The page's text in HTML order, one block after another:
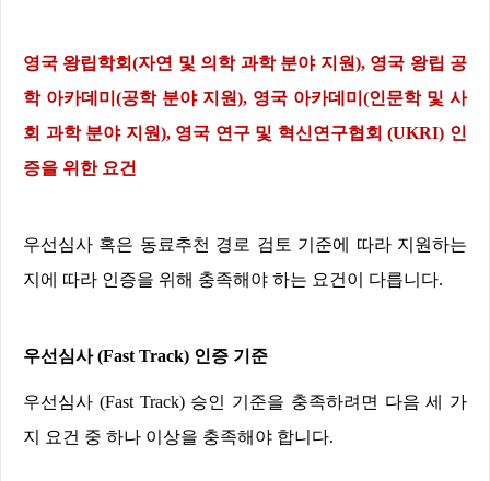
영국 왕립학회(자연 및 의학 과학 분야 지원), 영국 왕립 공
학 아카데미 (공학 분야 지원), 영국 아카데미 (인문학 및 사
회 과학 분야 지원), 영국 연구 및 혁신연구협회(UKRI) 인
증을 위한 요건
우선심사 혹은 동료추천 경로 검토 기준에 따라 지원하는
지에 따라 인증을 위해 충족해야 하는 요건이 다릅니다.
우선심사(Fast Track) 인증 기준
우선심사 (Fast Track) 승인 기준을 충족하려면 다음 세 가
지 요건 중 하나 이상을 충족해야 합니다.